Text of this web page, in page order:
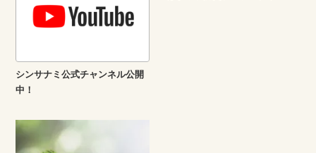
シンサナミ公式チャンネル公開
中！